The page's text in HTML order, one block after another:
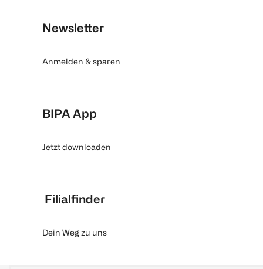
Newsletter
Anmelden & sparen
BIPA App
Jetzt downloaden
Filialfinder
Dein Weg zu uns